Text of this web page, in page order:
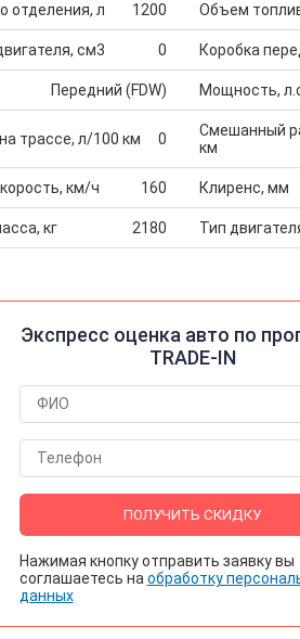
отделения, л 1200 Объем
см3 0 Коробка
Передний (FDW) Мощность,
трассе, л/100 км 0
Смешанный
км
км/ч 160 Клиренс, мм
кг 2180 Тип
Экспресс оценка авто по
TRADE-IN
ПОЛУЧИТЬ СКИДКУ
Нажимая кнопку отправить заявку вы
соглашаетесь на обработку
данных